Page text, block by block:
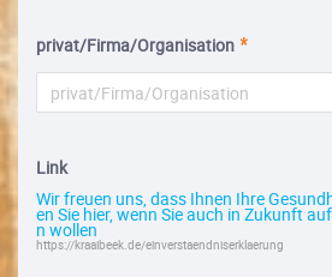
privat/Firma/Organisation
Link
Wir freuen uns, dass Ihnen Ihre
en Sie hier, wenn Sie auch in Zukunft
n wollen
https://kraaibeek.de/einverstaendniserklaerung